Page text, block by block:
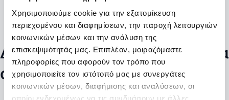
Χρησιμοποιούμε cookie για την εξατομίκευση
περιεχομένου και διαφημίσεων, την παροχή λειτουργιών
κοινωνικών μέσων και την ανάλυση της
επισκεψιμότητάς μας. Επιπλέον, μοιραζόμαστε
πληροφορίες που αφορούν τον τρόπο που
χρησιμοποιείτε τον ιστότοπό μας με συνεργάτες
κοινωνικών μέσων, διαφήμισης και αναλύσεων, οι
οποίοι ενδεχομένως να τις συνδυάσουν με άλλες
Φίλτρα
Δεν βρέθηκαν προϊόντα με τα
συγκεκριμένα φίλτρα